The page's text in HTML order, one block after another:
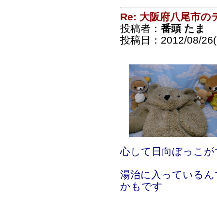
Re: 大阪府八尾市の
投稿者： 番頭 たま
投稿日：2012/08/
心して日向ぼっこ
湯治に入っている
かもです